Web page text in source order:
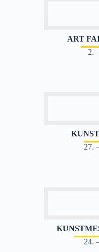
ART
2.
27.
24.